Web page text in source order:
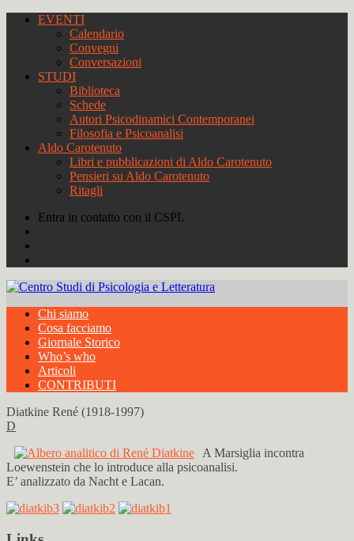
EVENTI
Calendario
Convegni
Conversazioni
STUDI
Biblioteca
Schede
Autori Psicodinamici Contemporanei
Filosofia e Psicoanalisi
Aldo Carotenuto
Libri e pubblicazioni di Aldo Carotenuto
Pensieri su Aldo Carotenuto
Ritagli
Entra in contatto con il CSPL
Chi siamo
Cosa facciamo
Giornale Storico
Who’s who
Articoli
CONTRIBUTI
Diatkine René (1918-1997)
D
A Marsiglia incontra
Loewenstein che lo introduce alla psicoanalisi.
E’ analizzato da Nacht e Lacan.